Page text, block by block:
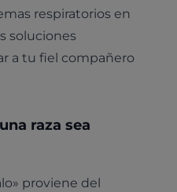
respiratorios en
soluciones
a tu fiel compañero
raza sea
proviene del